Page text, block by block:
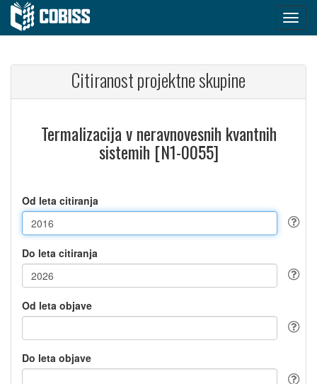
Citiranost projektne skupine
Termalizacija v neravnovesnih kvantnih
sistemih [N1-0055]
Od leta citiranja
Do leta citiranja
Od leta objave
Do leta objave